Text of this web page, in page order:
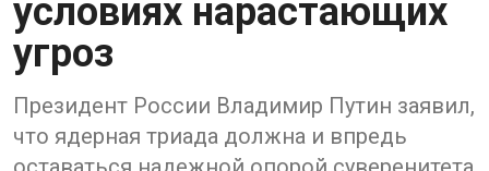
условиях нарастающих
угроз
Президент России Владимир Путин заявил,
что ядерная триада должна и впредь